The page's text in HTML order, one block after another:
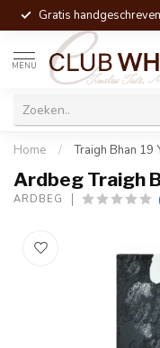
Gratis
MENU
Home / Traigh Bhan 19
Ardbeg Traigh
ARDBEG